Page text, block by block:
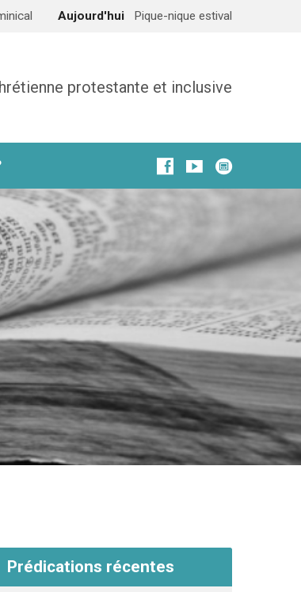
Aujourd'hui Pique-nique estival
protestante et inclusive
Prédications récentes